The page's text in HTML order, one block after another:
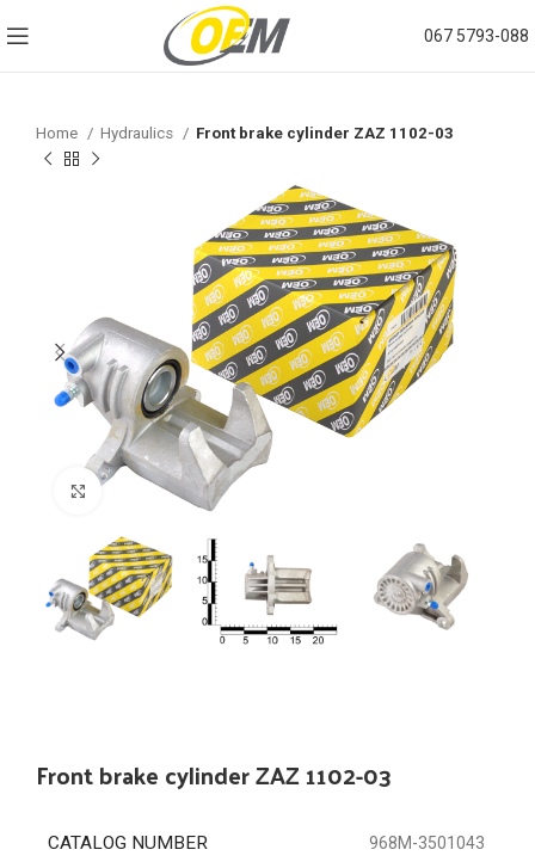
067 5793-088
Home Hydraulics Front brake cylinder ZAZ 1102-03
Click to enlarge
Front brake cylinder ZAZ 1102-03
CATALOG NUMBER 968М-3501043